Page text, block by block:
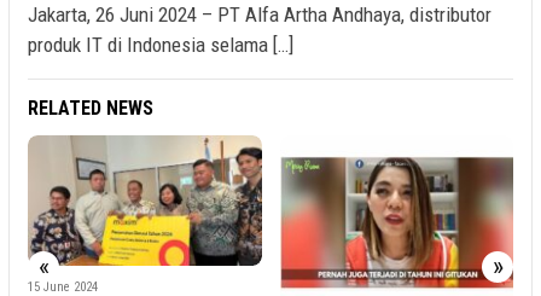
Jakarta, 26 Juni 2024 – PT Alfa Artha Andhaya, distributor
produk IT di Indonesia selama […]
RELATED NEWS
« »